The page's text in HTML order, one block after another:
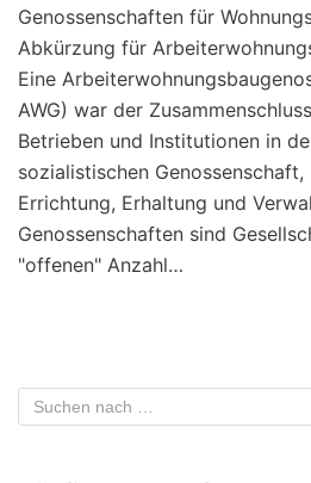
Genossenschaften für
Abkürzung für
Eine
AWG) war der
Betrieben und Institutionen in
sozialistischen
Errichtung, Erhaltung und
Genossenschaften sind
"offenen" Anzahl…